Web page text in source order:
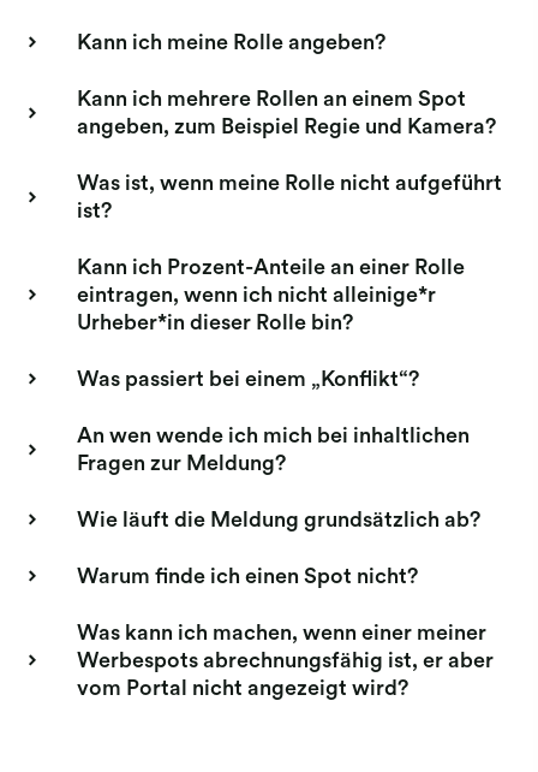
Kann ich meine Rolle angeben?
Kann ich mehrere Rollen an einem Spot
angeben, zum Beispiel Regie und Kamera?
Was ist, wenn meine Rolle nicht aufgeführt
ist?
Kann ich Prozent-Anteile an einer Rolle
eintragen, wenn ich nicht alleinige*r
Urheber*in dieser Rolle bin?
Was passiert bei einem „Konflikt“?
An wen wende ich mich bei inhaltlichen
Fragen zur Meldung?
Wie läuft die Meldung grundsätzlich ab?
Warum finde ich einen Spot nicht?
Was kann ich machen, wenn einer meiner
Werbespots abrechnungsfähig ist, er aber
vom Portal nicht angezeigt wird?